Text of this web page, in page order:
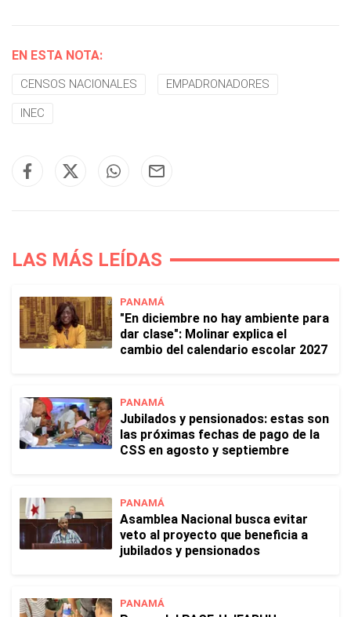
EN ESTA NOTA:
CENSOS NACIONALES EMPADRONADORES
INEC
LAS MÁS LEÍDAS
PANAMÁ
"En diciembre no hay ambiente para
dar clase": Molinar explica el
cambio del calendario escolar 2027
PANAMÁ
Jubilados y pensionados: estas son
las próximas fechas de pago de la
CSS en agosto y septiembre
PANAMÁ
Asamblea Nacional busca evitar
veto al proyecto que beneficia a
jubilados y pensionados
PANAMÁ